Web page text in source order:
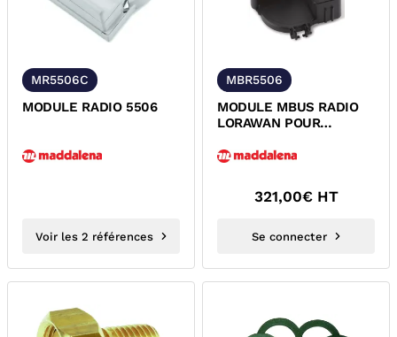
MR5506C
MODULE RADIO 5506
Voir les 2 références
MBR5506
MODULE MBUS RADIO
LORAWAN POUR
MADDALENA
321,00€ HT
Se connecter